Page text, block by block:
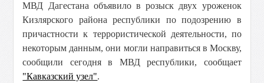
МВД Дагестана объявило в розыск двух уроженок
Кизлярского района республики по подозрению в
причастности к террористической деятельности, по
некоторым данным, они могли направиться в Москву,
сообщили сегодня в МВД республики, сообщает
"Кавказский узел".